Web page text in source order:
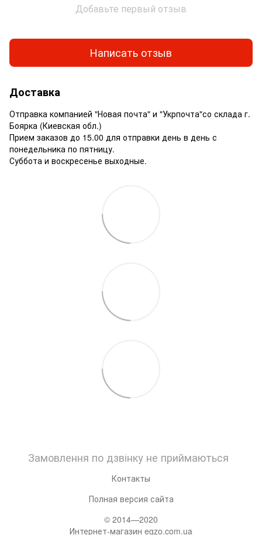
Добавьте первый отзыв
Написать отзыв
Доставка
Отправка компанией "Новая почта" и "Укрпочта"со склада г.
Боярка (Киевская обл.)
Прием заказов до 15.00 для отправки день в день с
понедельника по пятницу.
Суббота и воскресенье выходные.
Замовлення по дзвінку не приймаються
Контакты
Полная версия сайта
© 2014—2020
Интернет-магазин egzo.com.ua